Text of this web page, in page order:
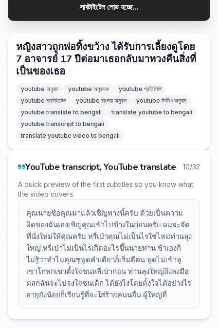
সাবটাইটেল লোড হচ্ছে...
หญิงสาวถูกพ่อทิ้งขว้าง ได้รับการเลี้ยงดูโดย
7 อาจารย์ 17 ปีต่อมาเธอกลับมาทวงคืนสิ่งที่
เป็นของเธอ
youtube অনুবাদ youtube অনুবাদক
youtube প্রতিলিপি
youtube সাবটাইটেল
youtube বাংলায় অনুবাদ
youtube ভিডিও অনুবাদ
youtube translate to bengali
translate youtube to bengali
youtube transcript to bengali
translate youtube video to bengali
YouTube transcript, YouTube translate 10/32
A quick preview of the first subtitles so you know what
the video covers.
คุณนายซือคุณมาแล้วเชิญทางนี้ครับ ด้วยเป็นความ
ผิดของฉันเองเชิญคุณเข้าไปข้างในก่อนครับ ผมจะจัด
ที่นั่งใหม่ให้คุณครับ หรี่เป่าคุณไม่เป็นไรใช่ไหมท่านลุง
ใหญ่ หรี่เป่าไม่เป็นไรเกิดอะไรขึ้นนายท่าน ข้าเองก็
ไม่รู้ว่าทำไมคุณซูพูดคำเดียวก็เริ่มตีคน พูดไม่เข้าหู
เขาโกหกเขาตั้งใจชนหลี่เป่าก่อน ท่านลุงใหญ่ถึงลงมือ
ตลกฉันจะไปจงใจชนเด็ก ได้ยังไงโดยตั้งใจได้อย่างไร
อายุยังน้อยก็เรียนรู้ที่จะใส่ร้ายคนนอื่น ผู้ใหญ่ที่